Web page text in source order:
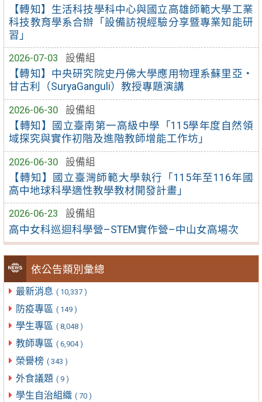
【轉知】生活科技學科中心與國立高雄師範大學工業
科技教育學系合辦「設備訪視經驗分享暨專業知能研
習」
2026-07-03
設備組
【轉知】中央研究院史丹佛大學應用物理系蘇里亞・
甘古利（SuryaGanguli）教授專題演講
2026-06-30
設備組
【轉知】國立臺南第一高級中學「115學年度自然領
域探究與實作初階及進階教師增能工作坊」
2026-06-30
設備組
【轉知】國立臺灣師範大學執行「115年至116年國
高中地球科學適性教學教材開發計畫」
2026-06-23
設備組
高中女科巡迴科學營–STEM實作營–中山女高場次
依公告類別彙總
最新消息 ( 10,337 )
防疫專區 ( 149 )
學生專區 ( 8,048 )
教師專區 ( 6,904 )
榮譽榜 ( 343 )
外食議題 ( 9 )
學生自治組織 ( 70 )